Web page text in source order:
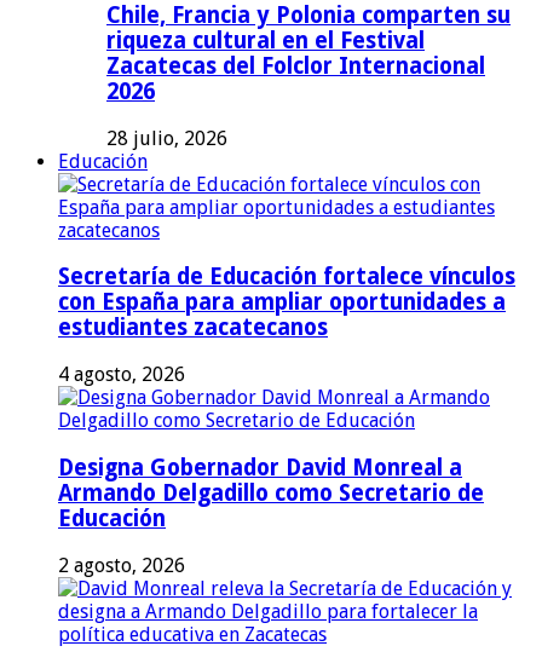
Chile, Francia y Polonia comparten su
riqueza cultural en el Festival
Zacatecas del Folclor Internacional
2026
28 julio, 2026
Educación
Secretaría de Educación fortalece vínculos
con España para ampliar oportunidades a
estudiantes zacatecanos
4 agosto, 2026
Designa Gobernador David Monreal a
Armando Delgadillo como Secretario de
Educación
2 agosto, 2026